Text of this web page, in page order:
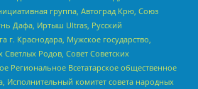
группа, Автоград Крю, Союз
Дафа, Иртыш Ultras, Русский
Краснодара, Мужское государство,
Родов, Совет Советских
Региональное Всетатарское общественное
Исполнительный комитет совета народных